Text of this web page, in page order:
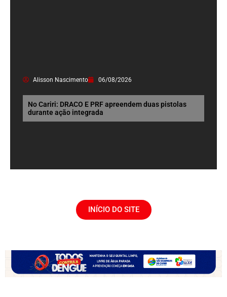
Alisson Nascimento 06/08/2026
No Cariri: DRACO E PRF apreendem duas pistolas
durante ação integrada
INÍCIO DO SITE